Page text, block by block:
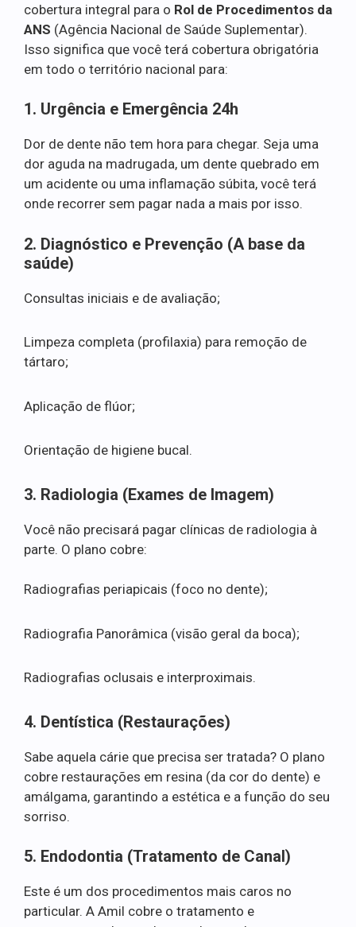
cobertura integral para o Rol de Procedimentos da
ANS (Agência Nacional de Saúde Suplementar).
Isso significa que você terá cobertura obrigatória
em todo o território nacional para:
1. Urgência e Emergência 24h
Dor de dente não tem hora para chegar. Seja uma
dor aguda na madrugada, um dente quebrado em
um acidente ou uma inflamação súbita, você terá
onde recorrer sem pagar nada a mais por isso.
2. Diagnóstico e Prevenção (A base da
saúde)
Consultas iniciais e de avaliação;
Limpeza completa (profilaxia) para remoção de
tártaro;
Aplicação de flúor;
Orientação de higiene bucal.
3. Radiologia (Exames de Imagem)
Você não precisará pagar clínicas de radiologia à
parte. O plano cobre:
Radiografias periapicais (foco no dente);
Radiografia Panorâmica (visão geral da boca);
Radiografias oclusais e interproximais.
4. Dentística (Restaurações)
Sabe aquela cárie que precisa ser tratada? O plano
cobre restaurações em resina (da cor do dente) e
amálgama, garantindo a estética e a função do seu
sorriso.
5. Endodontia (Tratamento de Canal)
Este é um dos procedimentos mais caros no
particular. A Amil cobre o tratamento e